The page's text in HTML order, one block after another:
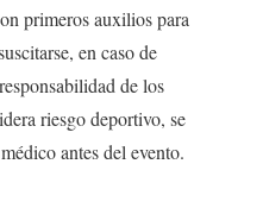
primeros auxilios para
en caso de
de los
riesgo deportivo, se
antes del evento.